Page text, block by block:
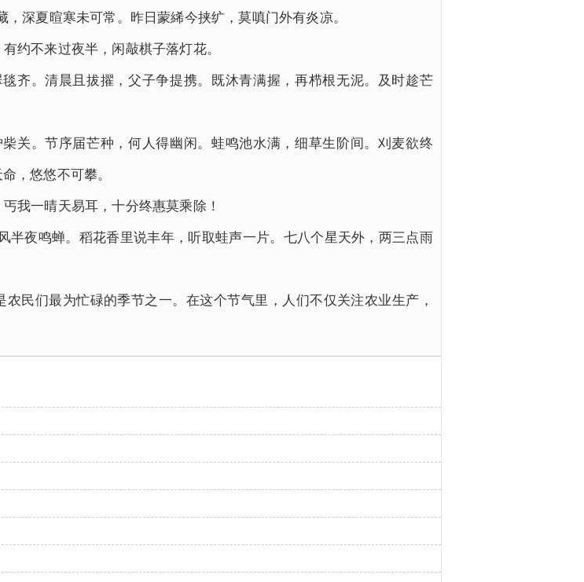
深夏暄寒未可常。昨日蒙絺今挟纩，莫嗔门外有炎凉。
约不来过夜半，闲敲棋子落灯花。
齐。清晨且拔擢，父子争提携。既沐青满握，再栉根无泥。及时趁芒
关。节序届芒种，何人得幽闲。蛙鸣池水满，细草生阶间。刈麦欲终
，悠悠不可攀。
我一晴天易耳，十分终惠莫乘除！
半夜鸣蝉。稻花香里说丰年，听取蛙声一片。七八个星天外，两三点雨
民们最为忙碌的季节之一。在这个节气里，人们不仅关注农业生产，